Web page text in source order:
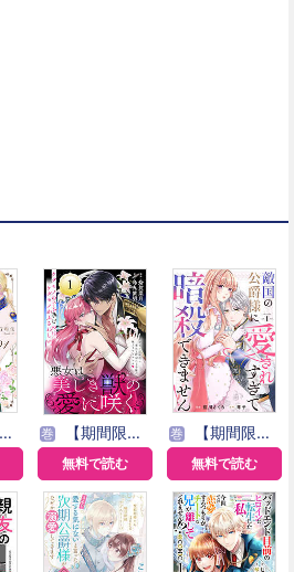
巻 【期間限定無料】悪女は美しき獣の愛に咲く（単話版）
無料で読む
巻 【期間限定無料】敵国の公爵様に愛されすぎて暗殺できません！
無料で読む